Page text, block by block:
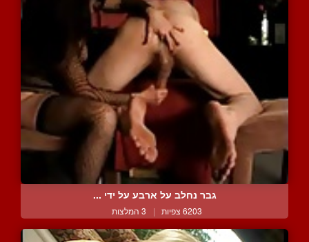
גבר נחלב על ארבע על ידי ...
6203 צפיות | 3 המלצות